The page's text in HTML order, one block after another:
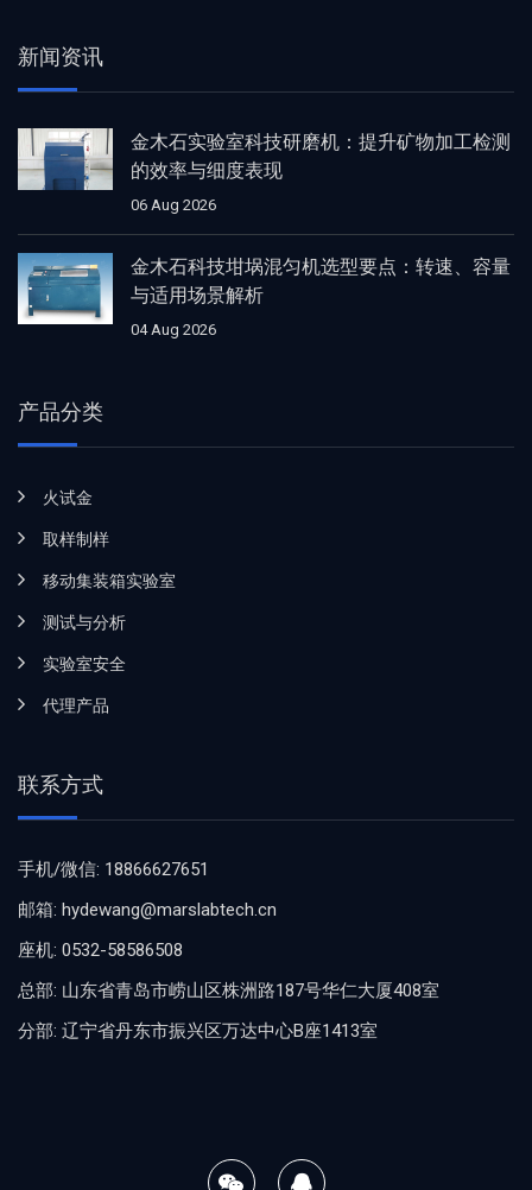
新闻资讯
金木石实验室科技研磨机：提升矿物加工检测
的效率与细度表现
06 Aug 2026
金木石科技坩埚混匀机选型要点：转速、容量
与适用场景解析
04 Aug 2026
产品分类
火试金
取样制样
移动集装箱实验室
测试与分析
实验室安全
代理产品
联系方式
手机/微信: 18866627651
邮箱: hydewang@marslabtech.cn
座机: 0532-58586508
总部: 山东省青岛市崂山区株洲路187号华仁大厦408室
分部: 辽宁省丹东市振兴区万达中心B座1413室